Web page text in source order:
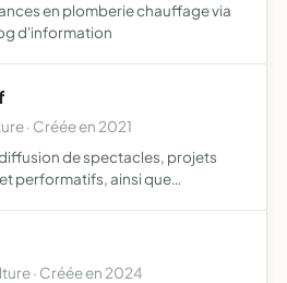
en plomberie chauffage via
d'information
· Créée en 2021
de spectacles, projets
performatifs, ainsi que
· Créée en 2024